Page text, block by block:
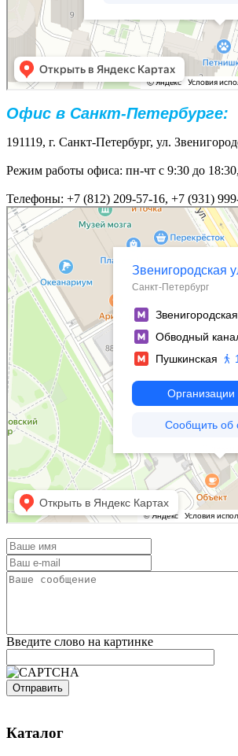
Офис в Санкт-Петербурге:
191119, г. Санкт-Петербург, ул.
Режим работы офиса: пн-чт с 9:30 до
Телефоны: +7 (812) 209-57-16, +7 (931)
Санкт‑Петербург
Звенигородская улица, 7к2 — Яндекс Карты
Введите слово на картинке
Каталог